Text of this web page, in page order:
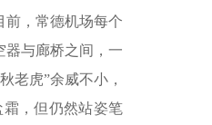
前，常德机场每个
器与廊桥之间，一
老虎”余威不小，
，但仍然站姿笔